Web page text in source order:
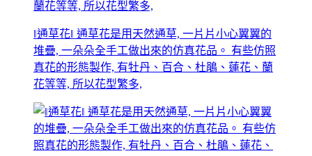
‖通草花‖ 通草花是用天然通草, 一片片小心翼翼的
堆疊, 一朵朵全手工做出來的仿真花品。 有些仿照
真花的形態製作, 有牡丹、百合、杜鵑、蓮花、蘭
花等等, 所以花型繁多,